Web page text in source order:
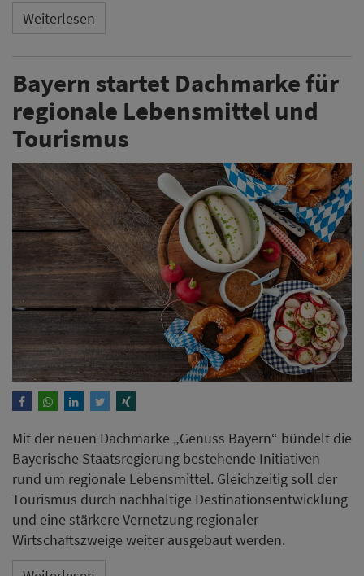
Weiterlesen
Bayern startet Dachmarke für
regionale Lebensmittel und
Tourismus
Mit der neuen Dachmarke „Genuss Bayern“ bündelt die
Bayerische Staatsregierung bestehende Initiativen
rund um regionale Lebensmittel. Gleichzeitig soll der
Tourismus durch nachhaltige Destinationsentwicklung
und eine stärkere Vernetzung regionaler
Wirtschaftszweige weiter ausgebaut werden.